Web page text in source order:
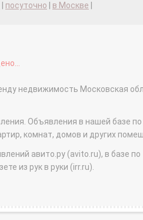
посуточно в Москве
недвижимость Московская
Объявления в нашей базе по
комнат, домов и других
авито.ру (avito.ru), в базе по
из рук в руки (irr.ru).